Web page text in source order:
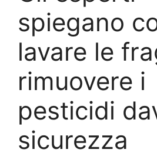
spiegano
lavare le
rimuovere i
pesticidi
sicurezza